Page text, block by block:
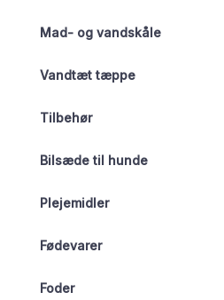
Mad- og vandskåle
Vandtæt tæppe
Tilbehør
Bilsæde til hunde
Plejemidler
Fødevarer
Foder